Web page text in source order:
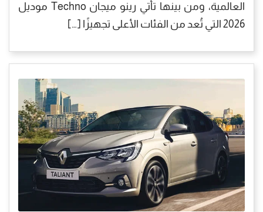
العالمية، ومن بينها تأتي رينو ميجان Techno موديل
2026 التي تُعد من الفئات الأعلى تجهيزًا […]